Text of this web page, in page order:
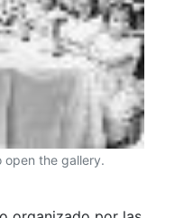
open the gallery.